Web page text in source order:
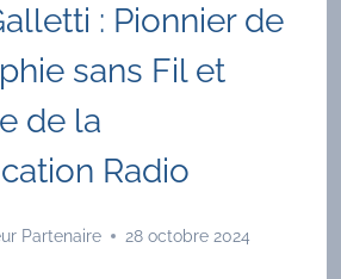
: Pionnier de
sans Fil et
de la
Radio
Partenaire 28 octobre 2024